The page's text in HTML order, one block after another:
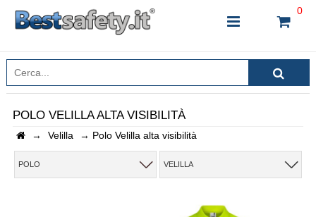
0
INSERISCI IL NOME DEL PRODOTTO CHE STAI
CERCANDO
POLO VELILLA ALTA VISIBILITÀ
→ Velilla → Polo Velilla alta visibilità
POLO VELILLA